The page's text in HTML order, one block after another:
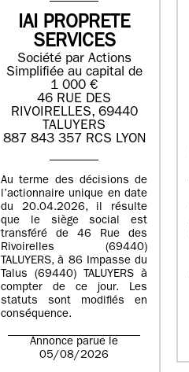
IAI PROPRETE
SERVICES
Société par Actions
Simplifiée au capital de
1 000 €
46 RUE DES
RIVOIRELLES, 69440
TALUYERS
887 843 357 RCS LYON
Au terme des décisions de
l’actionnaire unique en date
du 20.04.2026, il résulte
que le siège social est
transféré de 46 Rue des
Rivoirelles (69440)
TALUYERS, à 86 Impasse du
Talus (69440) TALUYERS à
compter de ce jour. Les
statuts sont modifiés en
conséquence.
Annonce parue le
05/08/2026